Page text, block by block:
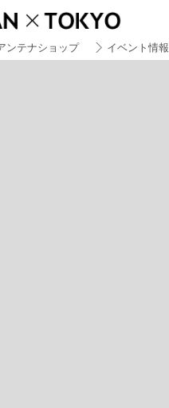
ンテナショップ イベント情報